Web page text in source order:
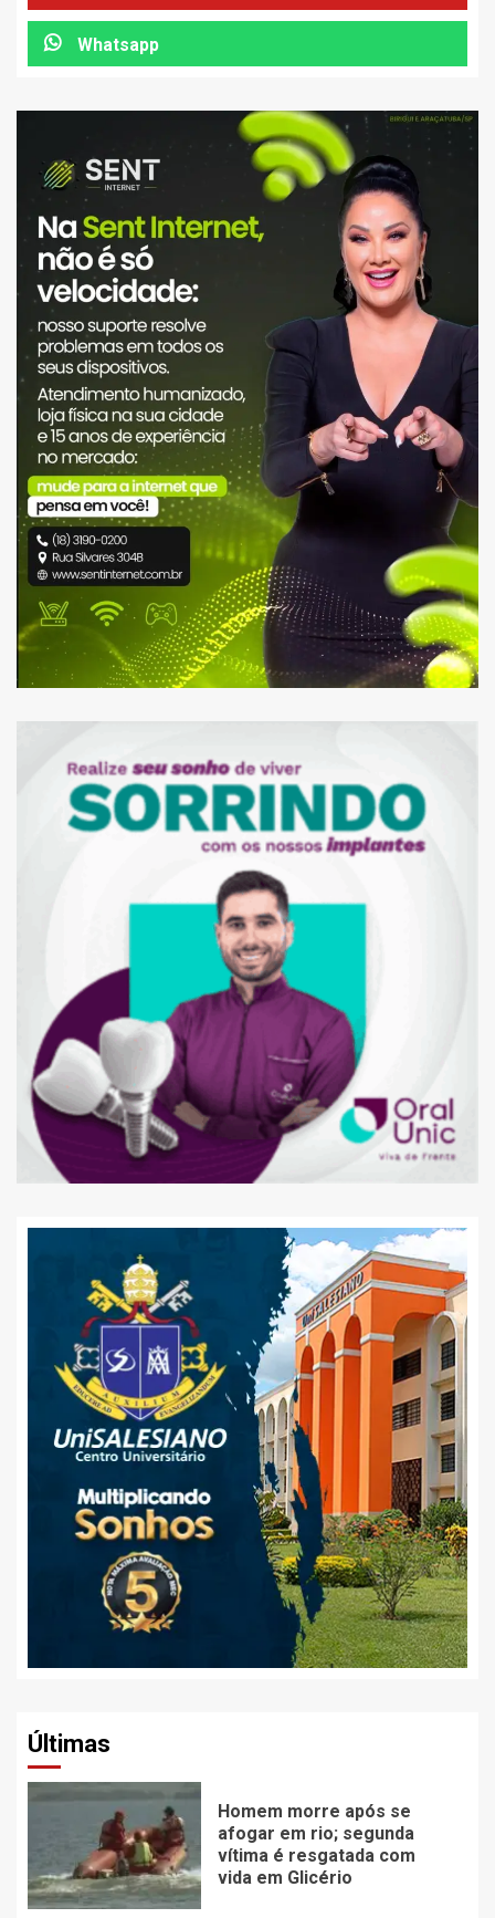
Whatsapp
Últimas
Homem morre após se
afogar em rio; segunda
vítima é resgatada com
vida em Glicério